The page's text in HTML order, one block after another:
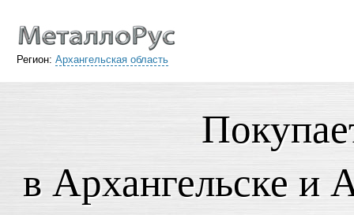
Регион: Архангельская область
в Архангельске и